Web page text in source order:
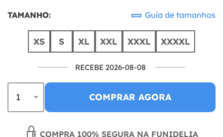
TAMANHO: Guia de tamanhos
XS S XL XXL XXXL XXXXL
RECEBE 2026-08-08
COMPRAR AGORA
COMPRA 100% SEGURA NA FUNIDELIA